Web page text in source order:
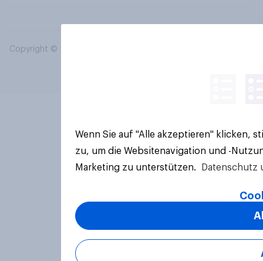
Copyright © 2026 YouGov PLC. Alle Rechte vorbehalten.
Wenn Sie auf "Alle akzeptieren" klicken,
zu, um die Websitenavigation und -
Marketing zu unterstützen.
Datenschutz